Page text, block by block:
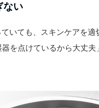
ない
いても、スキンケアを
を点けているから大丈